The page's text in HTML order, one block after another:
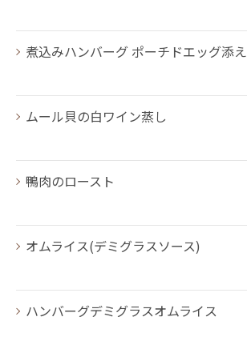
煮込みハンバーグ ポーチドエッグ添え
ムール貝の白ワイン蒸し
鴨肉のロースト
オムライス(デミグラスソース)
ハンバーグデミグラスオムライス